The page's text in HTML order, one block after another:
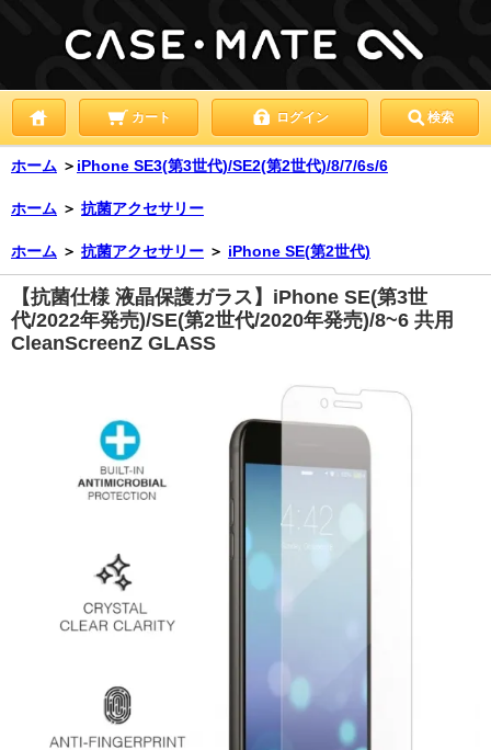
カート ログイン 検索
ホーム ＞ iPhone SE3(第3世代)/SE2(第2世代)/8/7/6s/6
ホーム ＞ 抗菌アクセサリー
ホーム ＞ 抗菌アクセサリー ＞ iPhone SE(第2世代)
【抗菌仕様 液晶保護ガラス】iPhone SE(第3世
代/2022年発売)/SE(第2世代/2020年発売)/8~6 共用
CleanScreenZ GLASS